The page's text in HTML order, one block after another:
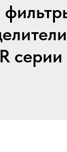
серии